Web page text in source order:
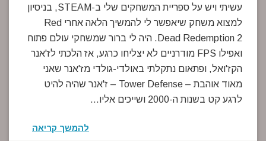
עשיתי ויש על ספריית המשחקים שלי ב-STEAM, בניסיון
למצוא משחק שיאפשר לי להמשיך הלאה אחרי Red
Dead Redemption 2. היה לי ברור שמשחקי עולם פתוח
ואפילו FPS מודרניים לא יצליחו כרגע, אז הלכתי לז'אנר
הקז'ואל, ופתאום נתקלתי באולדי-גולדי מז'אנר שאני
מאוד אוהבת – Tower Defense – ז'אנר שהיה להיט
לרגע קט בשנות ה-2000 ושייכים אליו…
להמשך קריאה